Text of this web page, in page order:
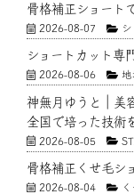
骨格補正ショート
2026-08-07
ショートカット専
2026-08-06 地
神無月ゆうと｜美
全国で培った技術
2026-08-05
骨格補正くせ毛シ
2026-08-04